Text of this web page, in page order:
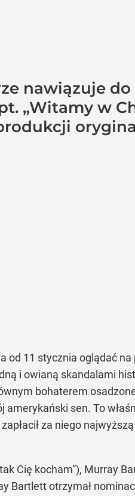
nawiązuje
„Witamy w
od 11 stycznia oglądać
i owianą skandalami
bohaterem
amerykański sen. To
za niego
Cię kocham”), Murray
Bartlett otrzymał